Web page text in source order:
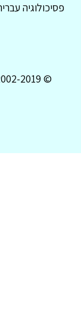
פסיכולוגיה
© 2002-2019 כל הזכויות שמורות לפסיכולוגיה עברית